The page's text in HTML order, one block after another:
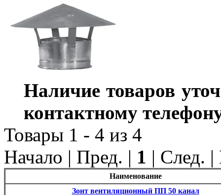
Наличие товаров
контактному
Товары 1 - 4 из 4
Начало | Пред. | 1 | След.
Наименование
Зонт вентиляционный ПП 50 канал